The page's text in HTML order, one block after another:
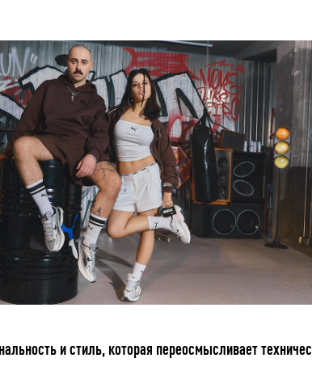
и стиль, которая переосмысливает